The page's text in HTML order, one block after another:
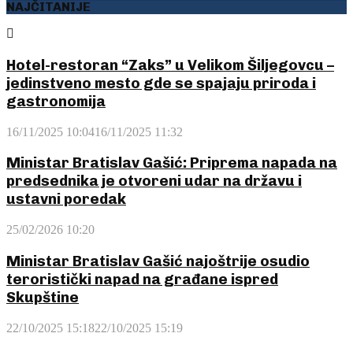
NAJČITANIJE
Hotel-restoran “Zaks” u Velikom Šiljegovcu –
jedinstveno mesto gde se spajaju priroda i
gastronomija
16/11/2025 10:0416/11/2025 11:32
Ministar Bratislav Gašić: Priprema napada na
predsednika je otvoreni udar na državu i
ustavni poredak
25/02/2026 10:20
Ministar Bratislav Gašić najoštrije osudio
teroristički napad na građane ispred
Skupštine
22/10/2025 15:1822/10/2025 15:19